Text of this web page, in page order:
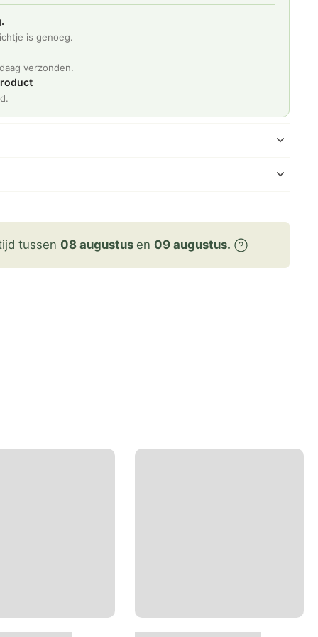
is genoeg.
verzonden.
tussen 08 augustus en 09 augustus.